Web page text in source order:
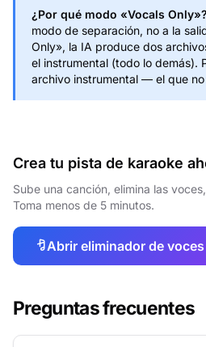
¿Por qué modo «Vocals Only»?
modo de separación, no a la
Only», la IA produce dos
el instrumental (todo lo demás).
archivo instrumental — el que
Crea tu pista de karaoke
Sube una canción, elimina las
Toma menos de 5 minutos.
Abrir eliminador de voces
Preguntas frecuentes